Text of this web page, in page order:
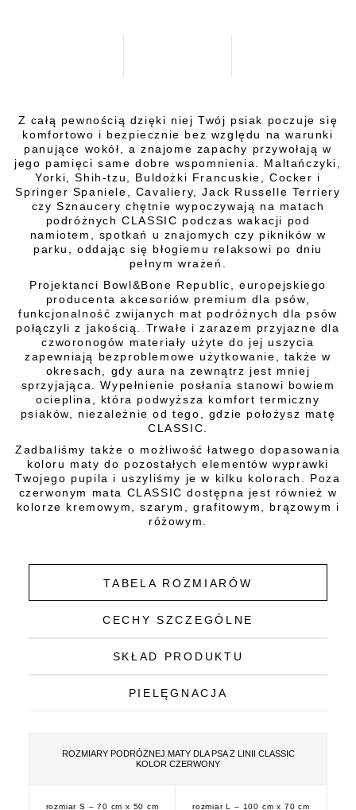
Z całą pewnością dzięki niej Twój psiak poczuje się
komfortowo i bezpiecznie bez względu na warunki
panujące wokół, a znajome zapachy przywołają w
jego pamięci same dobre wspomnienia. Maltańczyki,
Yorki, Shih-tzu, Buldożki Francuskie, Cocker i
Springer Spaniele, Cavaliery, Jack Russelle Terriery
czy Sznaucery chętnie wypoczywają na matach
podróżnych CLASSIC podczas wakacji pod
namiotem, spotkań u znajomych czy pikników w
parku, oddając się błogiemu relaksowi po dniu
pełnym wrażeń.
Projektanci Bowl&Bone Republic, europejskiego
producenta akcesoriów premium dla psów,
funkcjonalność zwijanych mat podróżnych dla psów
połączyli z jakością. Trwałe i zarazem przyjazne dla
czworonogów materiały użyte do jej uszycia
zapewniają bezproblemowe użytkowanie, także w
okresach, gdy aura na zewnątrz jest mniej
sprzyjająca. Wypełnienie posłania stanowi bowiem
ocieplina, która podwyższa komfort termiczny
psiaków, niezależnie od tego, gdzie położysz matę
CLASSIC.
Zadbaliśmy także o możliwość łatwego dopasowania
koloru maty do pozostałych elementów wyprawki
Twojego pupila i uszyliśmy je w kilku kolorach. Poza
czerwonym mata CLASSIC dostępna jest również w
kolorze kremowym, szarym, grafitowym, brązowym i
różowym.
TABELA ROZMIARÓW
CECHY SZCZEGÓLNE
SKŁAD PRODUKTU
PIELĘGNACJA
ROZMIARY PODRÓŻNEJ MATY DLA PSA Z LINII CLASSIC
KOLOR CZERWONY
rozmiar S – 70 cm x 50 cm rozmiar L – 100 cm x 70 cm